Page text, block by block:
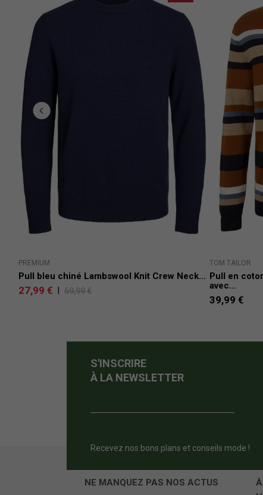
PREMIUM
Pull bleu chiné Lambswool Knit Crew Neck...
27,99 € 69,99 €
TOM TAILOR
Pull en
avec...
39,99 €
S'INSCRIRE
À LA NEWSLETTER
Recevez nos bons plans et conseils mode !
NE MANQUEZ PAS NOS ACTUS